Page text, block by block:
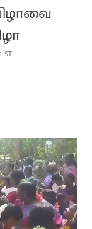
IST